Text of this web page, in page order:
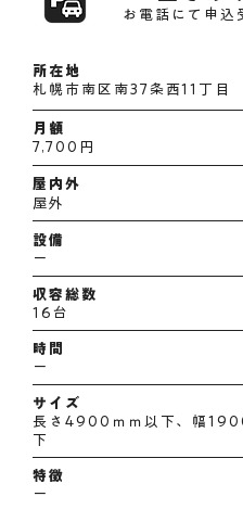
お電話にて申込
所在地
札幌市南区南37条西11丁目
月額
7,700円
屋内外
屋外
設備
ー
収容総数
16台
時間
ー
サイズ
長さ4900ｍｍ以下、幅
下
特徴
ー